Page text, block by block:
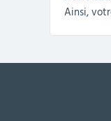
Ainsi,